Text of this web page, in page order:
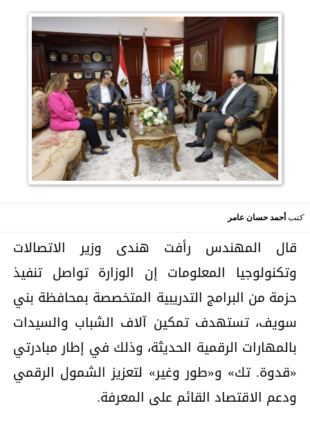
كتب أحمد حسان عامر
قال المهندس رأفت هندى وزير الاتصالات
وتكنولوجيا المعلومات إن الوزارة تواصل تنفيذ
حزمة من البرامج التدريبية المتخصصة بمحافظة بني
سويف، تستهدف تمكين آلاف الشباب والسيدات
بالمهارات الرقمية الحديثة، وذلك في إطار مبادرتي
«قدوة. تك» و«طور وغير» لتعزيز الشمول الرقمي
ودعم الاقتصاد القائم على المعرفة.